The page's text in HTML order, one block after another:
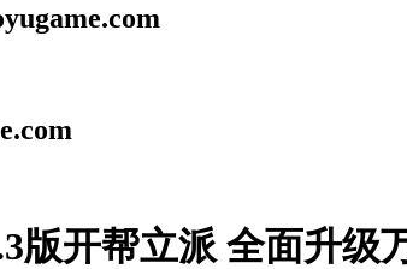
版开帮立派 全面升级